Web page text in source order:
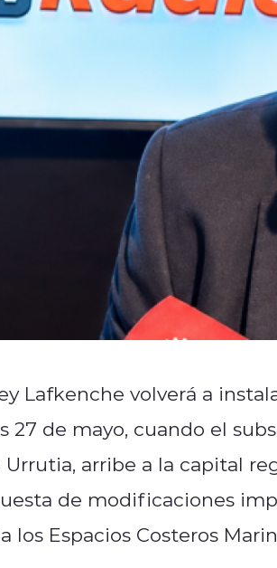
Lafkenche volverá a
27 de mayo, cuando el
arribe a la capital
de modificaciones
los Espacios Costeros